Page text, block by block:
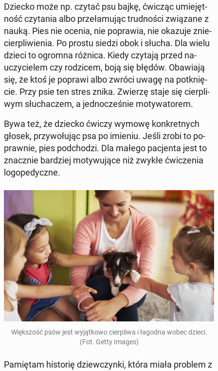
Dziecko może np. czytać psu bajkę, ćwicząc umie­jęt­
ność czy­ta­nia albo prze­ła­mu­jąc trud­no­ści zwią­za­ne z
nauką. Pies nie ocenia, nie po­pra­wia, nie okazuje znie­
cier­pli­wie­nia. Po prostu siedzi obok i słucha. Dla wielu
dzieci to ogromna różnica. Kiedy czytają przed na­
uczy­cie­lem czy ro­dzi­cem, boją się błędów. Oba­wia­ją
się, że ktoś je poprawi albo zwróci uwagę na po­tknię­
cie. Przy psie ten stres znika. Zwierzę staje się cier­pli­
wym słu­cha­czem, a jed­no­cze­śnie mo­ty­wa­to­rem.
Bywa też, że dziecko ćwiczy wymowę kon­kret­nych
głosek, przy­wo­łu­jąc psa po imieniu. Jeśli zrobi to po­
praw­nie, pies pod­cho­dzi. Dla małego pa­cjen­ta jest to
znacz­nie bar­dziej mo­ty­wu­ją­ce niż zwykłe ćwi­cze­nia
lo­go­pe­dycz­ne.
Więk­szość psów jest wy­jąt­ko­wo cier­pli­wa i łagodna wobec dzieci.
(Fot. Getty Images)
Pa­mię­tam hi­sto­rię dziew­czyn­ki, która miała problem z